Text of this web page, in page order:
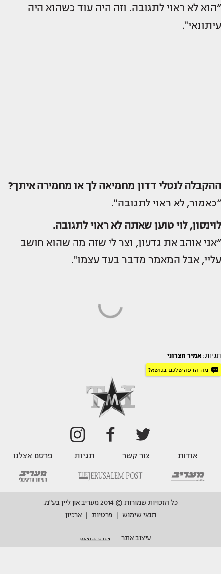
“הוא לא ראוי לתגובה. וזה היה עוד כשהוא היה
עיתונאי".
ההקבלה לנטלי דדון מחמיאה לך או מחמירה איתך?
“כאמור, לא ראוי לתגובה".
לוינסון, לוי טוען שאתה לא ראוי לתגובה.
“אני אוהב את גדעון, וצר לי שזה מה שהוא חושב
עליי, אבל המאמר מדבר בעד עצמו".
תגיות: אמיר חצרוני
מה הדעה שלכם בנושא?
אודות צור קשר תגיות פרסם אצלנו
כל הזכויות שמורות © 2014 מעריב און ליין בע"מ.
תנאי שימוש
פרטיות ארכיון
עיצוב אתר